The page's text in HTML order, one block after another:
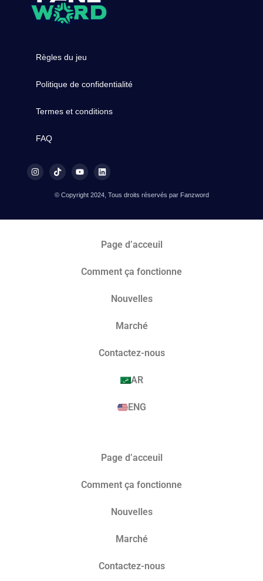
Règles du jeu
Politique de confidentialité
Termes et conditions
FAQ
© Copyright 2024, Tous droits réservés par Fanzword
Page d’acceuil
Comment ça fonctionne
Nouvelles
Marché​
Contactez-nous
AR
ENG
Page d’acceuil
Comment ça fonctionne
Nouvelles
Marché​
Contactez-nous